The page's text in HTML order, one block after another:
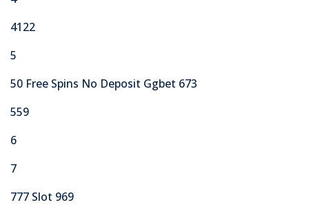
4122
5
50 Free Spins No Deposit Ggbet 673
559
6
7
777 Slot 969